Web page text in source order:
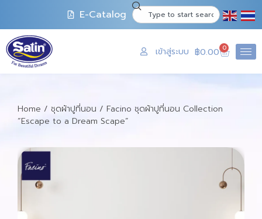
E-Catalog
เข้าสู่ระบบ ฿0.00 0
Home / ชุดผ้าปูที่นอน / Facino ชุดผ้าปูที่นอน Collection
“Escape to a Dream Scape”